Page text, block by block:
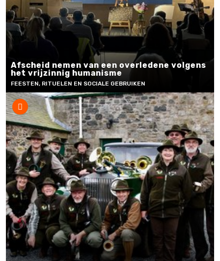
Afscheid nemen van een overledene volgens
het vrijzinnig humanisme
FEESTEN, RITUELEN EN SOCIALE GEBRUIKEN